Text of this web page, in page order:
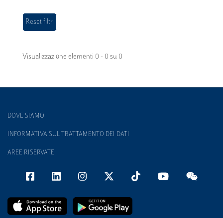
Visualizzazione elementi 0 - 0 su 0
DOVE SIAMO
INFORMATIVA SUL TRATTAMENTO DEI DATI
AREE RISERVATE